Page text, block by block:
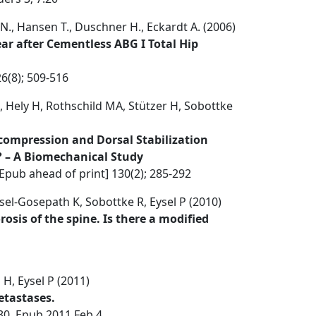
Hansen T., Duschner H., Eckardt A. (2006)
after Cementless ABG I Total Hip
509-516
Hely H, Rothschild MA, Stützer H, Sobottke
and Dorsal Stabilization
A Biomechanical Study
ahead of print] 130(2); 285-292
Gosepath K, Sobottke R, Eysel P (2010)
of the spine. Is there a modified
Eysel P (2011)